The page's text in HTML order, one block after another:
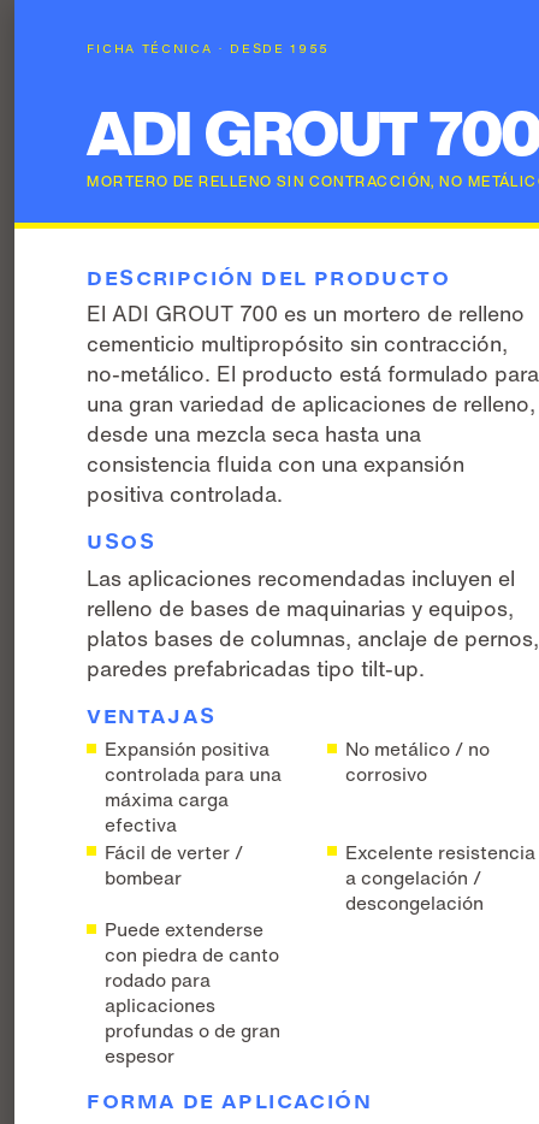
FICHA TÉCNICA · DESDE 1955
ADI GROUT
MORTERO DE RELLENO SIN CONTRACCIÓN, NO
DESCRIPCIÓN DEL PRODUCTO
El ADI GROUT 700 es un mortero de relleno
cementicio multipropósito sin contracción,
no-metálico. El producto está formulado para
una gran variedad de aplicaciones de relleno,
desde una mezcla seca hasta una
consistencia fluida con una expansión
positiva controlada.
USOS
Las aplicaciones recomendadas incluyen el
relleno de bases de maquinarias y equipos,
platos bases de columnas, anclaje de pernos,
paredes prefabricadas tipo tilt-up.
VENTAJAS
Expansión positiva
controlada para una
máxima carga
efectiva
No metálico / no
corrosivo
Fácil de verter /
bombear
Excelente resistencia
a congelación /
descongelación
Puede extenderse
con piedra de canto
rodado para
aplicaciones
profundas o de gran
espesor
FORMA DE APLICACIÓN